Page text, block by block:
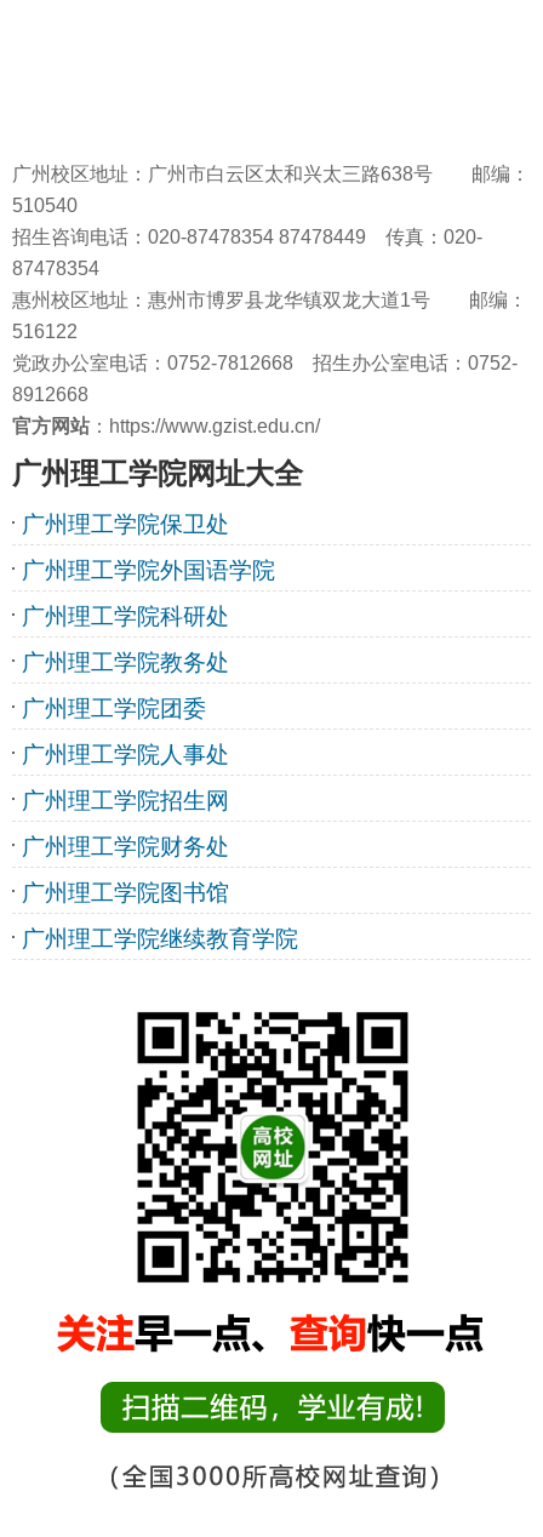
广州校区地址：广州市白云区太和兴太三路638号 邮编：
510540
招生咨询电话：020-87478354 87478449 传真：020-
87478354
惠州校区地址：惠州市博罗县龙华镇双龙大道1号 邮编：
516122
党政办公室电话：0752-7812668 招生办公室电话：0752-
8912668
官方网站 ：https://www.gzist.edu.cn/
广州理工学院网址大全
广州理工学院保卫处
广州理工学院外国语学院
广州理工学院科研处
广州理工学院教务处
广州理工学院团委
广州理工学院人事处
广州理工学院招生网
广州理工学院财务处
广州理工学院图书馆
广州理工学院继续教育学院